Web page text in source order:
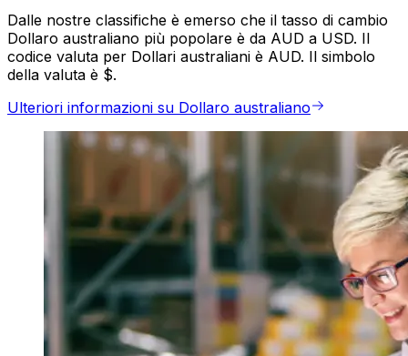
Dalle nostre classifiche è emerso che il tasso di cambio
Dollaro australiano più popolare è da AUD a USD. Il
codice valuta per Dollari australiani è AUD. Il simbolo
della valuta è $.
Ulteriori informazioni su Dollaro australiano